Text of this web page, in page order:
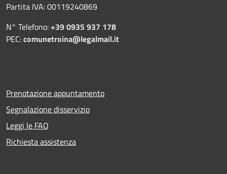
Partita IVA: 00119240869
N° Telefono:+39 0935 937 178
PEC:comunetroina@legalmail.it
Prenotazione appuntamento
Segnalazione disservizio
Leggi le FAQ
Richiesta assistenza